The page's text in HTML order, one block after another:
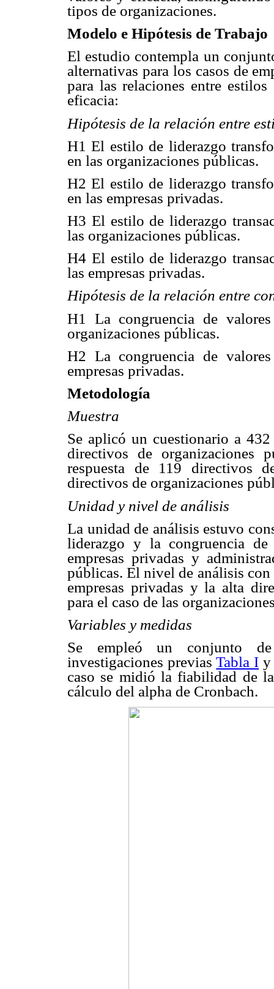
tipos de organizaciones.
Modelo e Hipótesis de Trabajo
El estudio contempla un
alternativas para los casos de
para las relaciones entre
eficacia:
Hipótesis de la relación entre
H1 El estilo de liderazgo
en las organizaciones públicas.
H2 El estilo de liderazgo
en las empresas privadas.
H3 El estilo de liderazgo
las organizaciones públicas.
H4 El estilo de liderazgo
las empresas privadas.
Hipótesis de la relación entre
H1 La congruencia de
organizaciones públicas.
H2 La congruencia de
empresas privadas.
Metodología
Muestra
Se aplicó un cuestionario a
directivos de organizaciones
respuesta de 119 directivos
directivos de organizaciones
Unidad y nivel de análisis
La unidad de análisis estuvo
liderazgo y la congruencia
empresas privadas y
públicas. El nivel de análisis con
empresas privadas y la alta
para el caso de las
Variables y medidas
Se empleó un conjunto
investigaciones previasTabla I y
caso se midió la fiabilidad de
cálculo del alpha de Cronbach.